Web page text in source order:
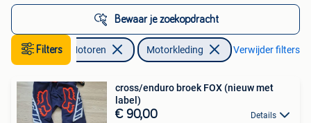
Bewaar je zoekopdracht
Filters Motoren Motorkleding Verwijder filters
cross/enduro broek FOX (nieuw met
label)
€ 90,00 Details